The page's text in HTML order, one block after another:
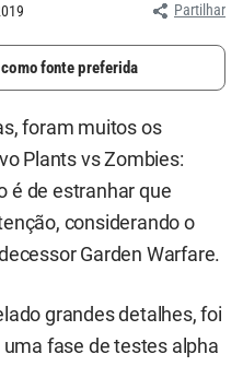
Partilhar
fonte preferida
foram muitos os
Plants vs Zombies:
é de estranhar que
considerando o
Garden Warfare.
grandes detalhes, foi
fase de testes alpha